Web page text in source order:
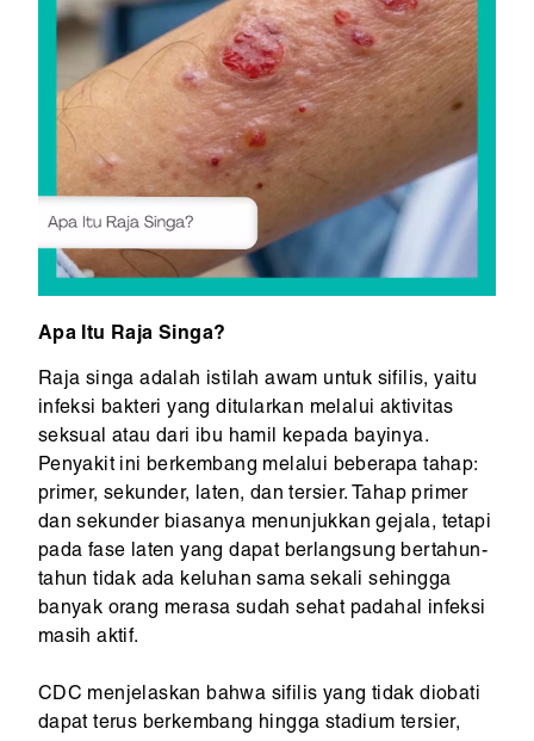
Apa Itu Raja Singa?
Raja singa adalah istilah awam untuk sifilis, yaitu
infeksi bakteri yang ditularkan melalui aktivitas
seksual atau dari ibu hamil kepada bayinya.
Penyakit ini berkembang melalui beberapa tahap:
primer, sekunder, laten, dan tersier. Tahap primer
dan sekunder biasanya menunjukkan gejala, tetapi
pada fase laten yang dapat berlangsung bertahun-
tahun tidak ada keluhan sama sekali sehingga
banyak orang merasa sudah sehat padahal infeksi
masih aktif.
CDC menjelaskan bahwa sifilis yang tidak diobati
dapat terus berkembang hingga stadium tersier,